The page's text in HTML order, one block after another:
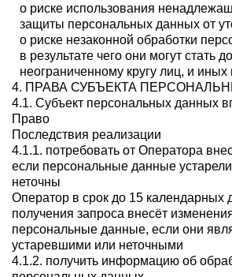
о риске использования
защиты персональных данных от
о риске незаконной обработки
в результате чего они могут стать
неограниченному кругу лиц, и
4. ПРАВА СУБЪЕКТА
4.1. Субъект персональных данных
Право
Последствия реализации
4.1.1. потребовать от Оператора
если персональные данные
неточны
Оператор в срок до 15 календарных
получения запроса внесёт
персональные данные, если они
устаревшими или неточными
4.1.2. получить информацию об